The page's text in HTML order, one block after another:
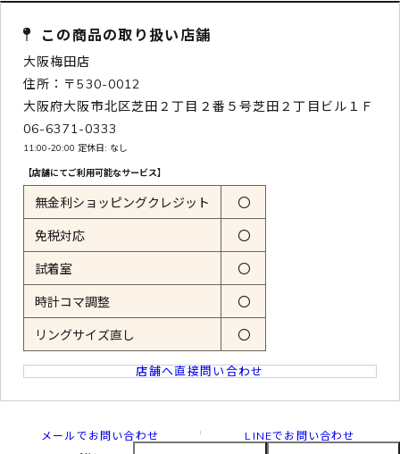
この商品の取り扱い店舗
大阪梅田店
住所：〒530-0012
大阪府大阪市北区芝田２丁目２番５号芝田２丁目ビル１Ｆ
06-6371-0333
11:00-20:00 定休日: なし
【店舗にてご利用可能なサービス】
無金利ショッピングクレジット 〇
免税対応 〇
試着室 〇
時計コマ調整 〇
リングサイズ直し 〇
店舗へ直接問い合わせ
メールでお問い合わせ LINEでお問い合わせ